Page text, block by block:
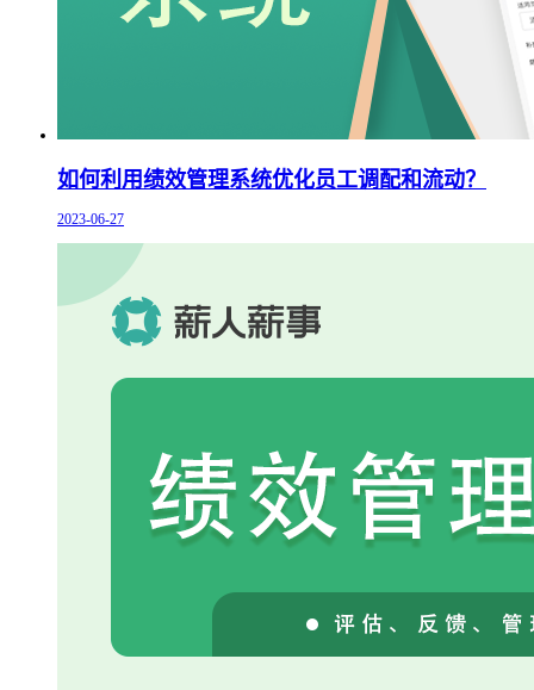
如何利用绩效管理系统优化员工调配和流动？
2023-06-27